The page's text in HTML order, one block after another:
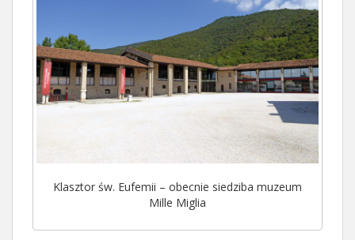
Klasztor św. Eufemii – obecnie siedziba muzeum
Mille Miglia